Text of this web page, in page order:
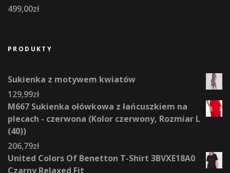
499,00zł
PRODUKTY
Sukienka z motywem kwiatów
129,99zł
M667 Sukienka ołówkowa z łańcuszkiem na
plecach - czerwona (Kolor czerwony, Rozmiar L
(40))
206,79zł
United Colors Of Benetton T-Shirt 3BVXE18A0
Czarny Relaxed Fit